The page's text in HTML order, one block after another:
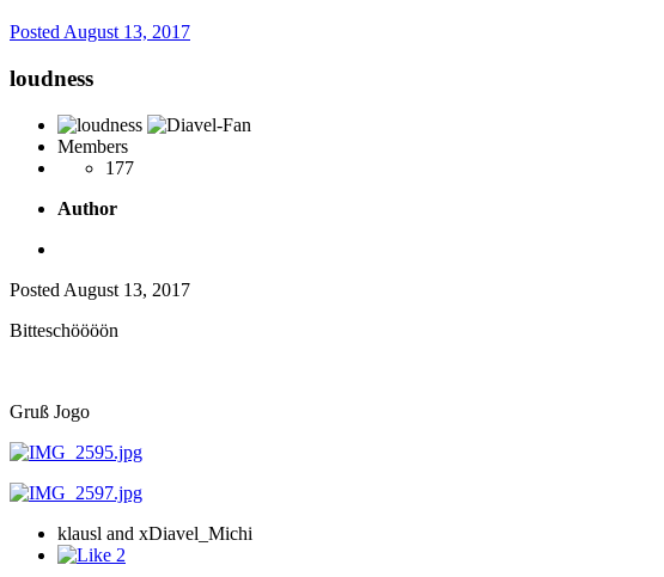
PostedAugust 13, 2017
loudness
Members
177
Author
Posted August 13, 2017
Bitteschöööön
Gruß Jogo
klausl and xDiavel_Michi
2